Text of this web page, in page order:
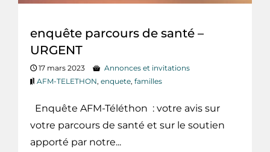
enquête parcours de santé –
URGENT
17 mars 2023
Annonces et invitations
AFM-TELETHON, enquete, familles
Enquête AFM-Téléthon : votre avis sur
votre parcours de santé et sur le soutien
apporté par notre...